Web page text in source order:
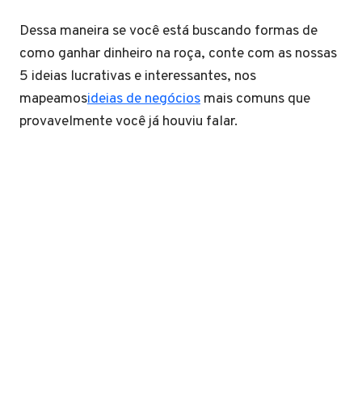
Dessa maneira se você está buscando formas de
como ganhar dinheiro na roça, conte com as nossas
5 ideias lucrativas e interessantes, nos
mapeamosideias de negócios mais comuns que
provavelmente você já houviu falar.